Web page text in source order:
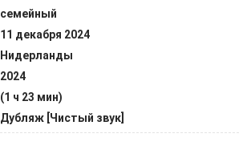
семейный
11 декабря 2024
Нидерланды
2024
(1 ч 23 мин)
Дубляж [Чистый звук]